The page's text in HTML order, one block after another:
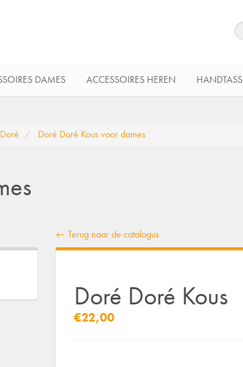
DAMES ACCESSOIRES HEREN
Doré Doré Kous voor dames
← Terug naar de catalogus
Doré Doré Kous
€22,00